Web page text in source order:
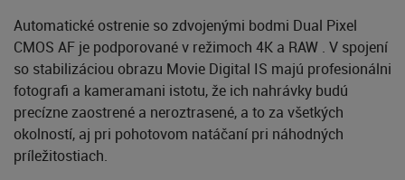
Automatické ostrenie so zdvojenými bodmi Dual Pixel
CMOS AF je podporované v režimoch 4K a RAW . V spojení
so stabilizáciou obrazu Movie Digital IS majú profesionálni
fotografi a kameramani istotu, že ich nahrávky budú
precízne zaostrené a neroztrasené, a to za všetkých
okolností, aj pri pohotovom natáčaní pri náhodných
príležitostiach.